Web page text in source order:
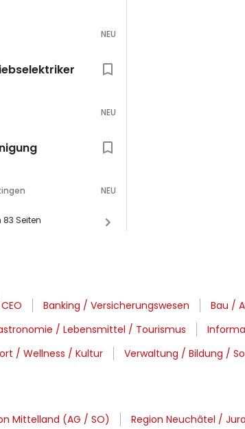
NEU
NEU
NEU
83 Seiten
Banking / Versicherungswesen Bau /
/ Lebensmittel / Tourismus
/ Wellness / Kultur Verwaltung / Bildung /
Mittelland (AG / SO) Region Neuchâtel / Jura